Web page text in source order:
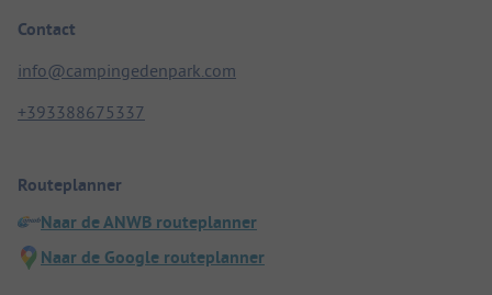
Contact
info@campingedenpark.com
+393388675337
Routeplanner
Naar de ANWB routeplanner
Naar de Google routeplanner